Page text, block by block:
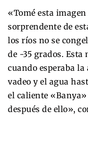
«Tomé esta
sorprendente de
los ríos no se
de -35 grados. Esta
cuando esperaba
vadeo y el agua
el caliente
después de ello»,